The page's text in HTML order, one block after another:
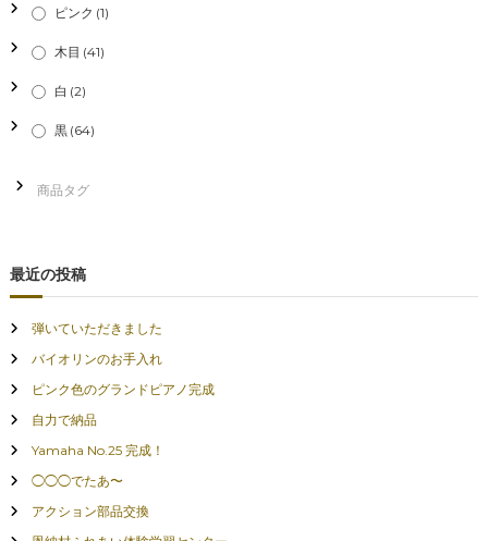
ピンク (1)
木目 (41)
白 (2)
黒 (64)
最近の投稿
弾いていただきました
バイオリンのお手入れ
ピンク色のグランドピアノ完成
自力で納品
Yamaha No.25 完成！
◯◯◯でたあ〜
アクション部品交換